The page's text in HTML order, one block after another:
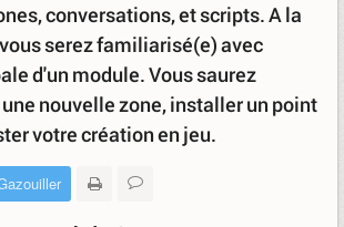
conversations, et scripts. A la
serez familiarisé(e) avec
d'un module. Vous saurez
nouvelle zone, installer un point
votre création en jeu.